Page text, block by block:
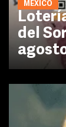
MÉXICO
del